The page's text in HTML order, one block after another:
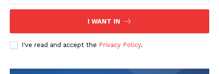
I WANT IN
I've read and accept the Privacy Policy.